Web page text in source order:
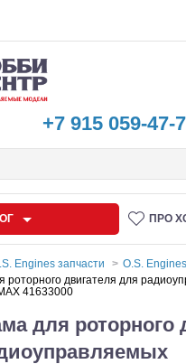
+7 915 059-47-
ПРО
Engines запчасти
O.S.
роторного двигателя для
41633000
для роторного